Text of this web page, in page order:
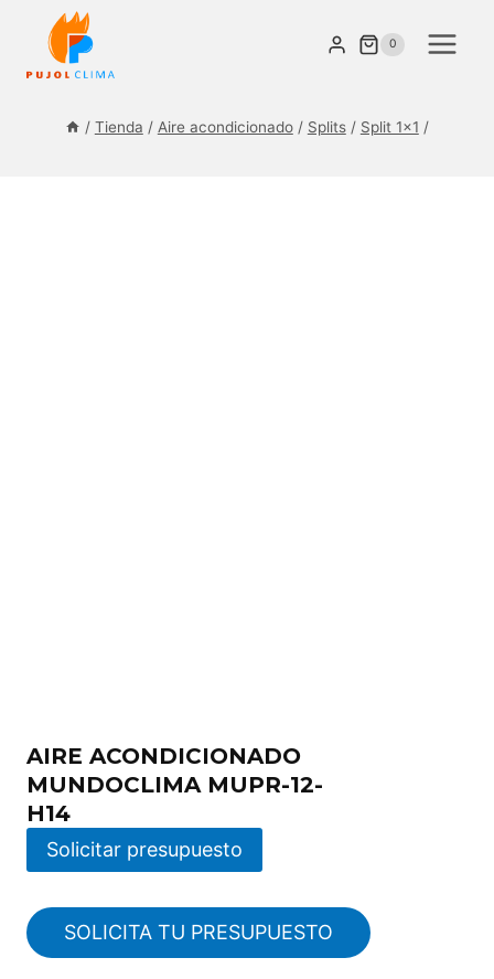
contenido
0
/ Tienda / Aire acondicionado / Splits / Split 1×1 /
AIRE ACONDICIONADO
MUNDOCLIMA MUPR-12-
H14
Solicitar presupuesto
SOLICITA TU PRESUPUESTO